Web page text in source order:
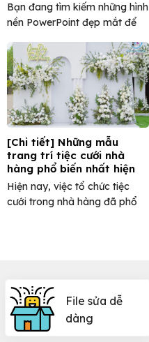
Bạn đang tìm kiếm những hình
nền PowerPoint đẹp mắt để
[Chi tiết] Những mẫu
trang trí tiệc cưới nhà
hàng phổ biến nhất hiện
nay
Hiện nay, việc tổ chức tiệc
cưới trong nhà hàng đã phổ
File sửa dễ
dàng